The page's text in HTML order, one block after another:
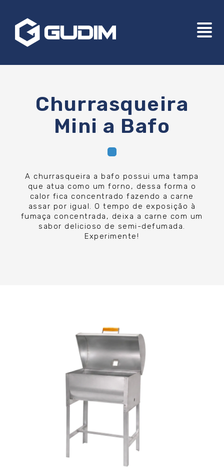
Churrasqueira
Mini a Bafo
A churrasqueira a bafo possui uma tampa
que atua como um forno, dessa forma o
calor fica concentrado fazendo a carne
assar por igual. O tempo de exposição à
fumaça concentrada, deixa a carne com um
sabor delicioso de semi-defumada.
Experimente!